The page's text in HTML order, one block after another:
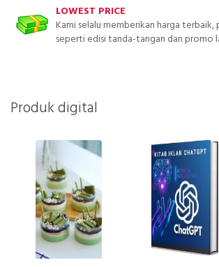
LOWEST PRICE
Kami selalu memberikan harga terbaik,
seperti edisi tanda-tangan dan promo
Produk digital